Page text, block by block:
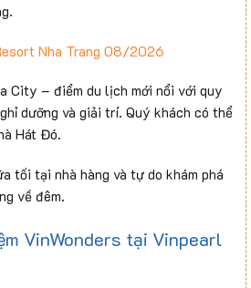
Nha Trang 08/2026
City – điểm du lịch mới nổi với quy
dưỡng và giải trí. Quý khách có thể
Hát Đó.
tối tại nhà hàng và tự do khám phá
về đêm.
VinWonders tại Vinpearl